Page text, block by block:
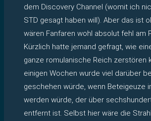
dem Discovery Channel (womit ich
STD gesagt haben will). Aber das ist
wären Fanfaren wohl absolut fehl am
Kürzlich hatte jemand gefragt, wie
ganze romulanische Reich zerstören
einigen Wochen wurde viel darüber
geschehen würde, wenn Beteigeuze
werden würde, der über
entfernt ist. Selbst hier wäre die